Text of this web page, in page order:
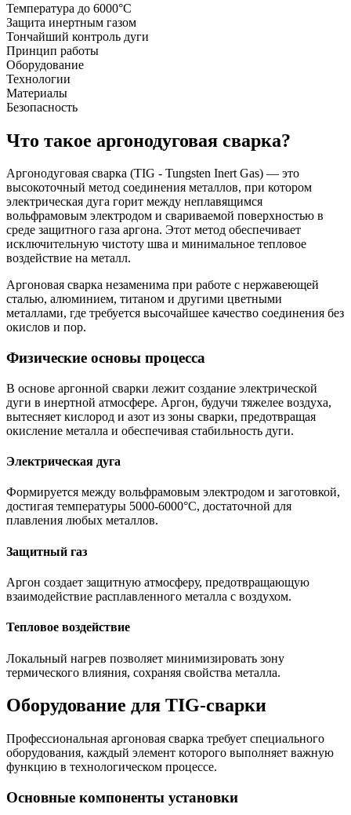
Температура до 6000°C
Защита инертным газом
Тончайший контроль дуги
Принцип работы
Оборудование
Технологии
Материалы
Безопасность
Что такое аргонодуговая сварка?
Аргонодуговая сварка (TIG - Tungsten Inert Gas) — это
высокоточный метод соединения металлов, при котором
электрическая дуга горит между неплавящимся
вольфрамовым электродом и свариваемой поверхностью в
среде защитного газа аргона. Этот метод обеспечивает
исключительную чистоту шва и минимальное тепловое
воздействие на металл.
Аргоновая сварка незаменима при работе с нержавеющей
сталью, алюминием, титаном и другими цветными
металлами, где требуется высочайшее качество соединения без
окислов и пор.
Физические основы процесса
В основе аргонной сварки лежит создание электрической
дуги в инертной атмосфере. Аргон, будучи тяжелее воздуха,
вытесняет кислород и азот из зоны сварки, предотвращая
окисление металла и обеспечивая стабильность дуги.
Электрическая дуга
Формируется между вольфрамовым электродом и заготовкой,
достигая температуры 5000-6000°C, достаточной для
плавления любых металлов.
Защитный газ
Аргон создает защитную атмосферу, предотвращающую
взаимодействие расплавленного металла с воздухом.
Тепловое воздействие
Локальный нагрев позволяет минимизировать зону
термического влияния, сохраняя свойства металла.
Оборудование для TIG-сварки
Профессиональная аргоновая сварка требует специального
оборудования, каждый элемент которого выполняет важную
функцию в технологическом процессе.
Основные компоненты установки